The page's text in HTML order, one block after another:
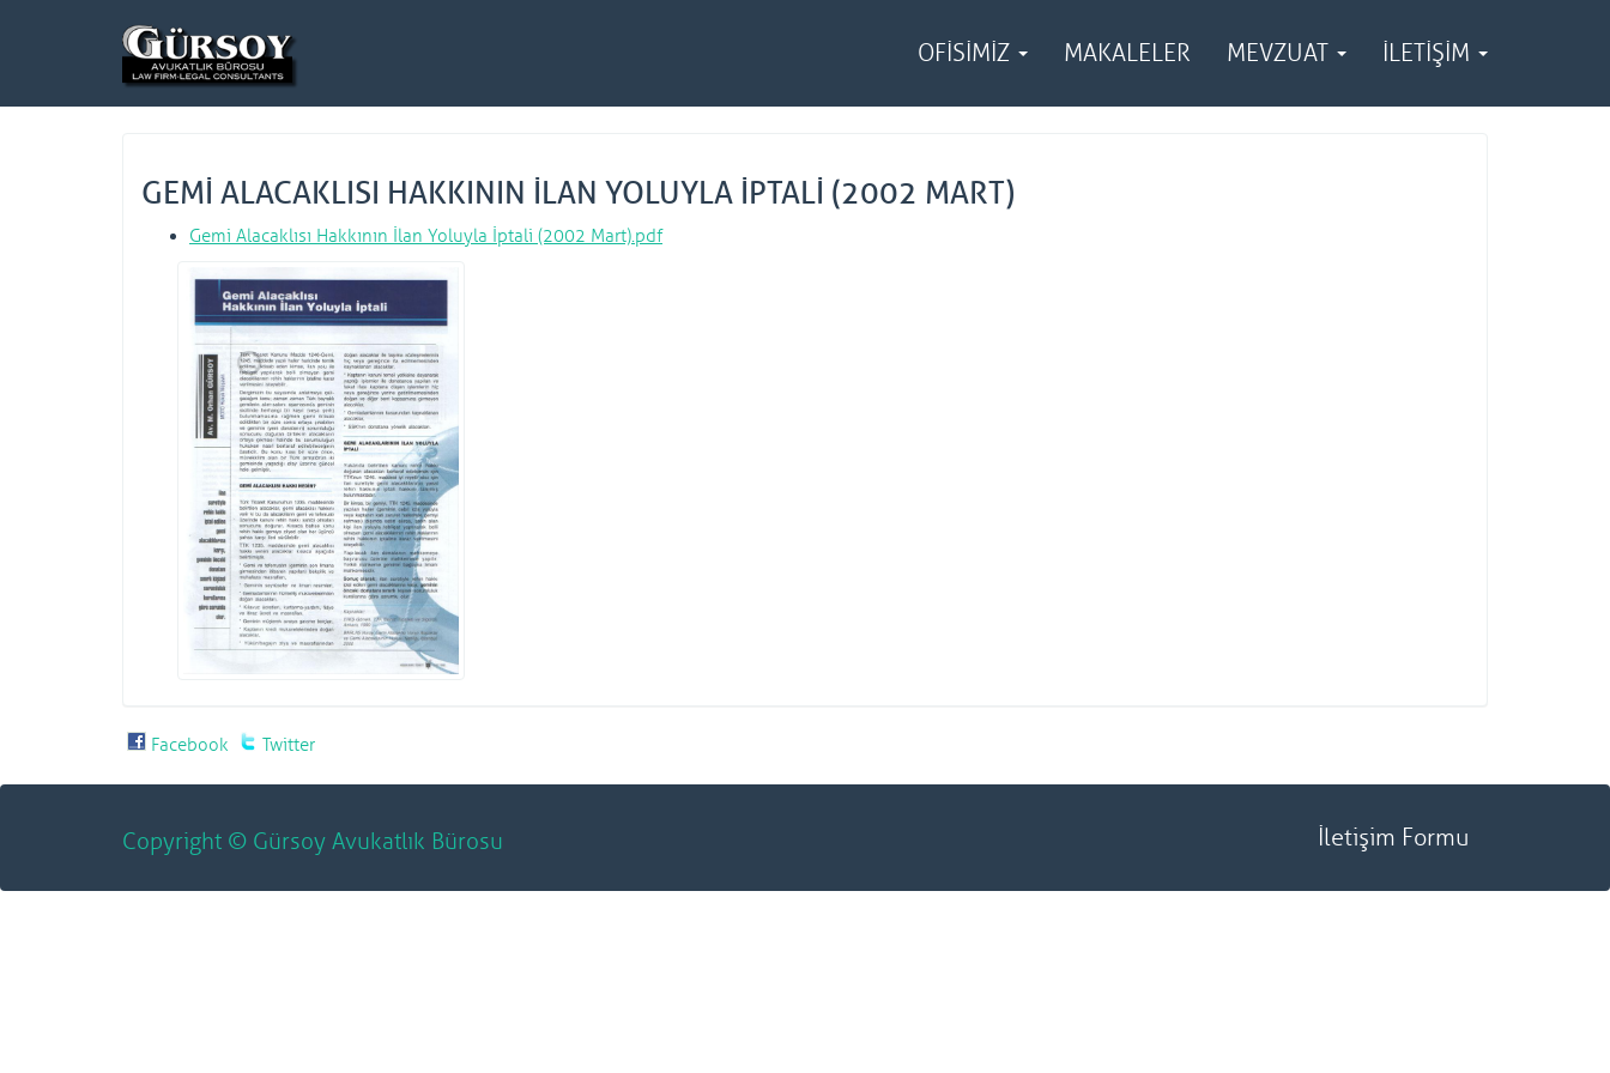
OFİSİMİZ MAKALELER MEVZUAT İLETİŞİM
GEMİ ALACAKLISI HAKKININ İLAN YOLUYLA İPTALİ (2002 MART)
Gemi Alacaklısı Hakkının İlan Yoluyla İptali (2002 Mart).pdf
Facebook Twitter
Copyright © Gürsoy Avukatlık Bürosu İletişim Formu